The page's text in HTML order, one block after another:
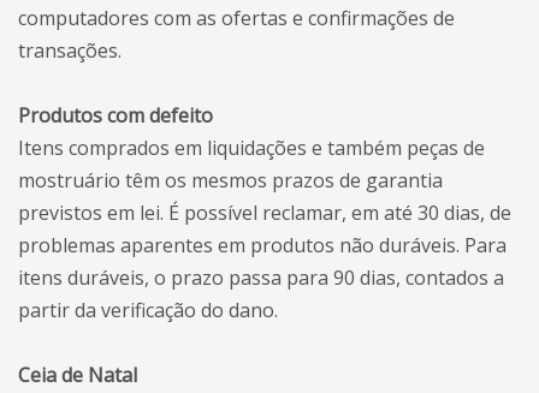
computadores com as ofertas e confirmações de
transações.
Produtos com defeito
Itens comprados em liquidações e também peças de
mostruário têm os mesmos prazos de garantia
previstos em lei. É possível reclamar, em até 30 dias, de
problemas aparentes em produtos não duráveis. Para
itens duráveis, o prazo passa para 90 dias, contados a
partir da verificação do dano.
Ceia de Natal